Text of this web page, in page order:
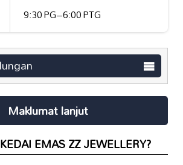
9:30 PG–6:00 PTG
Maklumat lanjut
KEDAI EMAS ZZ JEWELLERY?